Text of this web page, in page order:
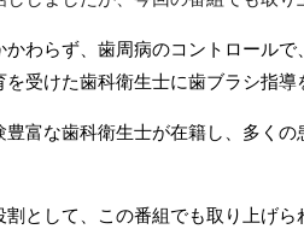
わらず、歯周病のコントロール
受けた歯科衛生士に歯ブラシ指導
富な歯科衛生士が在籍し、多く
として、この番組でも取り上げら